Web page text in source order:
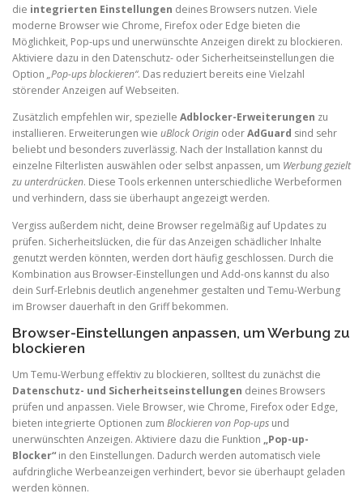
die integrierten Einstellungen deines Browsers nutzen. Viele
moderne Browser wie Chrome, Firefox oder Edge bieten die
Möglichkeit, Pop-ups und unerwünschte Anzeigen direkt zu blockieren.
Aktiviere dazu in den Datenschutz- oder Sicherheitseinstellungen die
Option „Pop-ups blockieren“. Das reduziert bereits eine Vielzahl
störender Anzeigen auf Webseiten.
Zusätzlich empfehlen wir, spezielle Adblocker-Erweiterungen zu
installieren. Erweiterungen wie uBlock Origin oderAdGuard sind sehr
beliebt und besonders zuverlässig. Nach der Installation kannst du
einzelne Filterlisten auswählen oder selbst anpassen, um Werbung gezielt
zu unterdrücken. Diese Tools erkennen unterschiedliche Werbeformen
und verhindern, dass sie überhaupt angezeigt werden.
Vergiss außerdem nicht, deine Browser regelmäßig auf Updates zu
prüfen. Sicherheitslücken, die für das Anzeigen schädlicher Inhalte
genutzt werden könnten, werden dort häufig geschlossen. Durch die
Kombination aus Browser-Einstellungen und Add-ons kannst du also
dein Surf-Erlebnis deutlich angenehmer gestalten und Temu-Werbung
im Browser dauerhaft in den Griff bekommen.
Browser-Einstellungen anpassen, um Werbung zu
blockieren
Um Temu-Werbung effektiv zu blockieren, solltest du zunächst die
Datenschutz- und Sicherheitseinstellungen deines Browsers
prüfen und anpassen. Viele Browser, wie Chrome, Firefox oder Edge,
bieten integrierte Optionen zum Blockieren von Pop-ups und
unerwünschten Anzeigen. Aktiviere dazu die Funktion „Pop-up-
Blocker“in den Einstellungen. Dadurch werden automatisch viele
aufdringliche Werbeanzeigen verhindert, bevor sie überhaupt geladen
werden können.